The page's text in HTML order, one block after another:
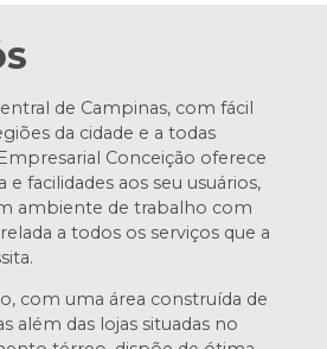
de Campinas, com fácil
da cidade e a todas
Conceição oferece
facilidades aos seu usuários,
ambiente de trabalho com
a todos os serviços que a
com uma área construída de
além das lojas situadas no